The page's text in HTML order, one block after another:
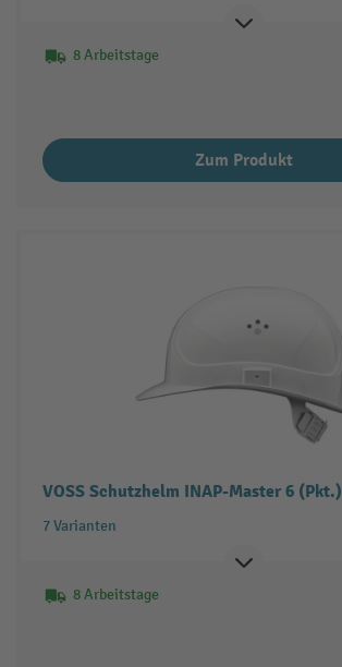
8 Arbeitstage
Zum Produkt
VOSS Schutzhelm INAP-Master 6 (Pkt.)
7 Varianten
8 Arbeitstage